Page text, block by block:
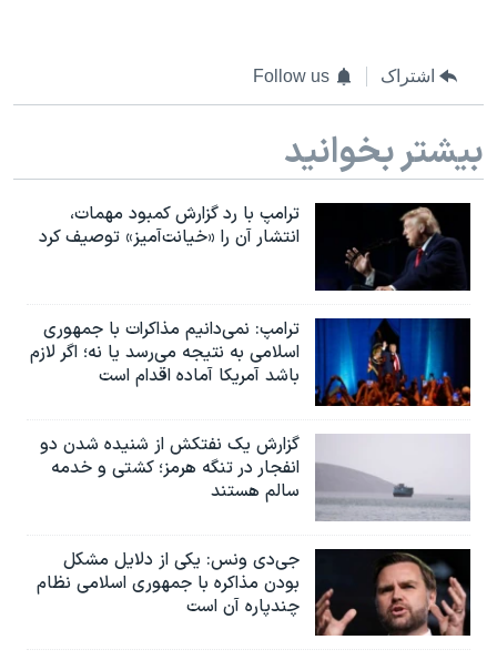
اشتراک Follow us
بیشتر بخوانید
ترامپ با رد گزارش کمبود مهمات،
انتشار آن را «خیانت‌آمیز» توصیف کرد
ترامپ: نمی‌دانیم مذاکرات با جمهوری
اسلامی به نتیجه می‌رسد یا نه؛ اگر لازم
باشد آمریکا آماده اقدام است
گزارش یک نفتکش از شنیده شدن دو
انفجار در تنگه هرمز؛ کشتی و خدمه
سالم هستند
جی‌دی ونس: یکی از دلایل مشکل
بودن مذاکره با جمهوری اسلامی نظام
چندپاره آن است